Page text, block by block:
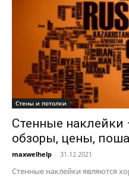
Стены и потолки
Стенные
обзоры, цены,
maxwelhelp - 31.12.2021
Стенные наклейки являются